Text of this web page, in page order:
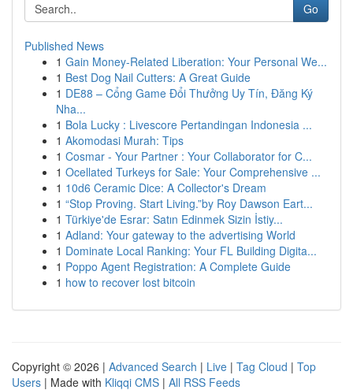
Go
Published News
1 Gain Money-Related Liberation: Your Personal We...
1 Best Dog Nail Cutters: A Great Guide
1 DE88 – Cổng Game Đổi Thưởng Uy Tín, Đăng Ký
Nha...
1 Bola Lucky : Livescore Pertandingan Indonesia ...
1 Akomodasi Murah: Tips
1 Cosmar - Your Partner : Your Collaborator for C...
1 Ocellated Turkeys for Sale: Your Comprehensive ...
1 10d6 Ceramic Dice: A Collector's Dream
1 “Stop Proving. Start Living.”by Roy Dawson Eart...
1 Türkiye'de Esrar: Satın Edinmek Sizin İstiy...
1 Adland: Your gateway to the advertising World
1 Dominate Local Ranking: Your FL Building Digita...
1 Poppo Agent Registration: A Complete Guide
1 how to recover lost bitcoin
Copyright © 2026 | Advanced Search | Live | Tag Cloud | Top
Users | Made with Kliqqi CMS | All RSS Feeds